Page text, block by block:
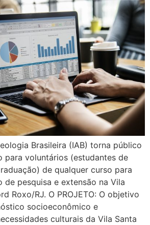
Brasileira (IAB) torna público
para voluntários (estudantes de
de qualquer curso para
de pesquisa e extensão na Vila
Roxo/RJ. O PROJETO: O objetivo
socioeconômico e
culturais da Vila Santa